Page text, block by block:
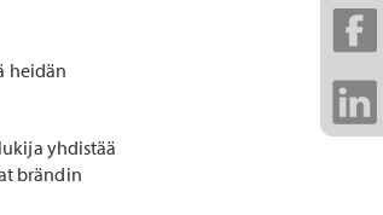
heidän
yhdistää
brändin